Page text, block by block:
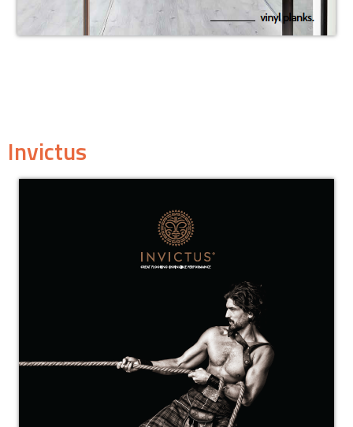
Invictus